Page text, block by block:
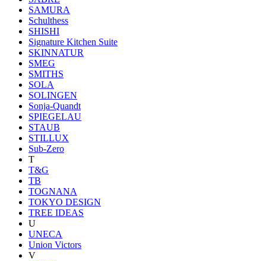
SAMURA
Schulthess
SHISHI
Signature Kitchen Suite
SKINNATUR
SMEG
SMITHS
SOLA
SOLINGEN
Sonja-Quandt
SPIEGELAU
STAUB
STILLUX
Sub-Zero
T
T&G
TB
TOGNANA
TOKYO DESIGN
TREE IDEAS
U
UNECA
Union Victors
V